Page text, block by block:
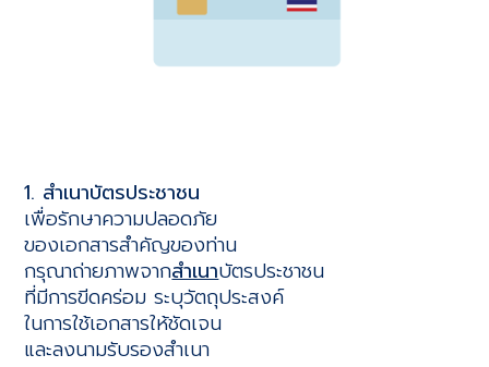
1. สำเนาบัตรประชาชน
เพื่อรักษาความปลอดภัย
ของเอกสารสำคัญของท่าน
กรุณาถ่ายภาพจากสำเนาบัตรประชาชน
ที่มีการขีดคร่อม ระบุวัตถุประสงค์
ในการใช้เอกสารให้ชัดเจน
และลงนามรับรองสำเนา